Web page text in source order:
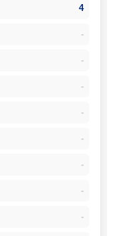
4
-
-
-
-
-
-
-
-